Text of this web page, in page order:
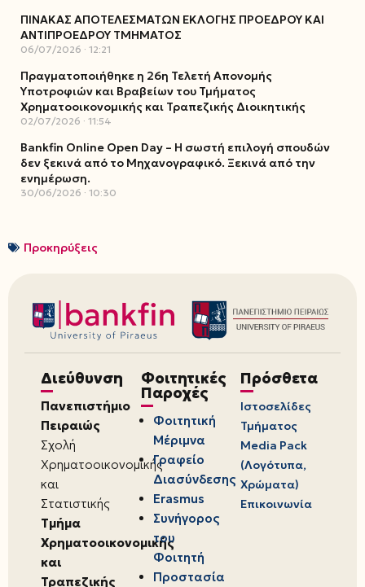
ΠΙΝΑΚΑΣ ΑΠΟΤΕΛΕΣΜΑΤΩΝ ΕΚΛΟΓΗΣ ΠΡΟΕΔΡΟΥ ΚΑΙ
ΑΝΤΙΠΡΟΕΔΡΟΥ ΤΜΗΜΑΤΟΣ
06/07/2026 12:21
Πραγματοποιήθηκε η 26η Τελετή Απονομής
Υποτροφιών και Βραβείων του Τμήματος
Χρηματοοικονομικής και Τραπεζικής Διοικητικής
02/07/2026 11:54
Bankfin Online Open Day – Η σωστή επιλογή σπουδών
δεν ξεκινά από το Μηχανογραφικό. Ξεκινά από την
ενημέρωση.
30/06/2026 10:30
Προκηρύξεις
Διεύθυνση
Πανεπιστήμιο
Πειραιώς
Σχολή
Χρηματοοικονομικής
και
Στατιστικής
Τμήμα
Χρηματοοικονομικής
και
Τραπεζικής
Φοιτητικές
Παροχές
Φοιτητική
Μέριμνα
Γραφείο
Διασύνδεσης
Erasmus
Συνήγορος
του
Φοιτητή
Προστασία
Πρόσθετα
Ιστοσελίδες
Τμήματος
Media Pack
(Λογότυπα,
Χρώματα)
Επικοινωνία